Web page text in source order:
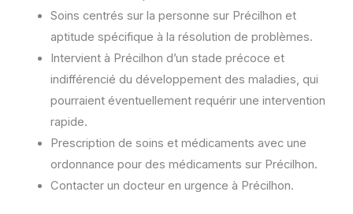
Soins centrés sur la personne sur Précilhon et
aptitude spécifique à la résolution de problèmes.
Intervient à Précilhon d’un stade précoce et
indifférencié du développement des maladies, qui
pourraient éventuellement requérir une intervention
rapide.
Prescription de soins et médicaments avec une
ordonnance pour des médicaments sur Précilhon.
Contacter un docteur en urgence à Précilhon.